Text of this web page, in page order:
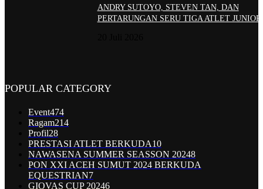
ANDRY SUTOYO, STEVEN TAN, DAN
PERTARUNGAN SERU TIGA ATLET JUNIOR
POPULAR CATEGORY
Event474
Ragam214
Profil28
PRESTASI ATLET BERKUDA10
NAWASENA SUMMER SEASSON 20248
PON XXI ACEH SUMUT 2024 BERKUDA
EQUESTRIAN7
GIOVAS CUP 20246